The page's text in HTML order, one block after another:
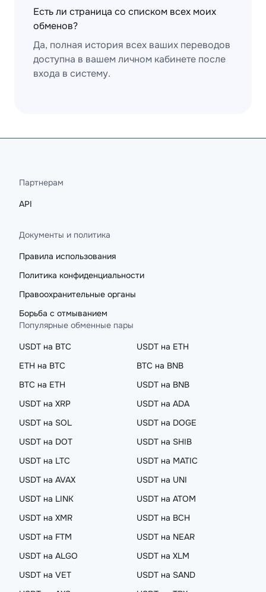
Есть ли страница со списком всех моих
обменов?
Да, полная история всех ваших переводов
доступна в вашем личном кабинете после
входа в систему.
Партнерам
API
Документы и политика
Правила использования
Политика конфиденциальности
Правоохранительные органы
Борьба с отмыванием
Популярные обменные пары
USDT на BTC
USDT на ETH
ETH на BTC
BTC на BNB
BTC на ETH
USDT на BNB
USDT на XRP
USDT на ADA
USDT на SOL
USDT на DOGE
USDT на DOT
USDT на SHIB
USDT на LTC
USDT на MATIC
USDT на AVAX
USDT на UNI
USDT на LINK
USDT на ATOM
USDT на XMR
USDT на BCH
USDT на FTM
USDT на NEAR
USDT на ALGO
USDT на XLM
USDT на VET
USDT на SAND